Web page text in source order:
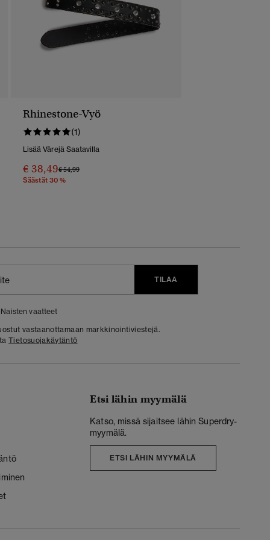
Rhinestone-Vyö
(1)
Lisää Värejä Saatavilla
€ 38,49Hinta Alennettu Hinnasta
€ 54,99Hintaan
Säästät 30 %
TILAA
Naisten vaatteet
vastaanottamaan markkinointiviestejä.
Tietosuojakäytäntö
Etsi lähin myymälä
Katso, missä sijaitsee lähin Superdry-
myymälä.
ETSI LÄHIN MYYMÄLÄ